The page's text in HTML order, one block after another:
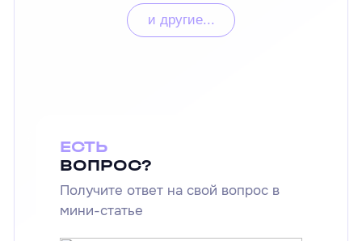
и другие...
ЕСТЬ
ВОПРОС?
Получите ответ на свой вопрос в
мини-статье